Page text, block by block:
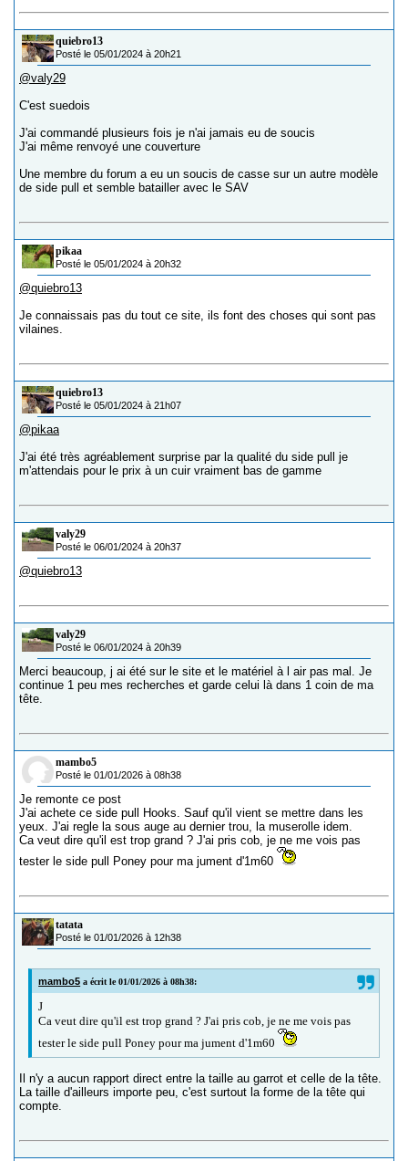
quiebro13
Posté le 05/01/2024 à 20h21
@valy29
C'est suedois
J'ai commandé plusieurs fois je n'ai jamais eu de soucis
J'ai même renvoyé une couverture
Une membre du forum a eu un soucis de casse sur un autre modèle
de side pull et semble batailler avec le SAV
pikaa
Posté le 05/01/2024 à 20h32
@quiebro13
Je connaissais pas du tout ce site, ils font des choses qui sont pas
vilaines.
quiebro13
Posté le 05/01/2024 à 21h07
@pikaa
J'ai été très agréablement surprise par la qualité du side pull je
m'attendais pour le prix à un cuir vraiment bas de gamme
valy29
Posté le 06/01/2024 à 20h37
@quiebro13
valy29
Posté le 06/01/2024 à 20h39
Merci beaucoup, j ai été sur le site et le matériel à l air pas mal. Je
continue 1 peu mes recherches et garde celui là dans 1 coin de ma
tête.
mambo5
Posté le 01/01/2026 à 08h38
Je remonte ce post
J'ai achete ce side pull Hooks. Sauf qu'il vient se mettre dans les
yeux. J'ai regle la sous auge au dernier trou, la muserolle idem.
Ca veut dire qu'il est trop grand ? J'ai pris cob, je ne me vois pas
tester le side pull Poney pour ma jument d'1m60
tatata
Posté le 01/01/2026 à 12h38
mambo5 a écrit le 01/01/2026 à 08h38:
J
Ca veut dire qu'il est trop grand ? J'ai pris cob, je ne me vois pas
tester le side pull Poney pour ma jument d'1m60
Il n'y a aucun rapport direct entre la taille au garrot et celle de la tête.
La taille d'ailleurs importe peu, c'est surtout la forme de la tête qui
compte.